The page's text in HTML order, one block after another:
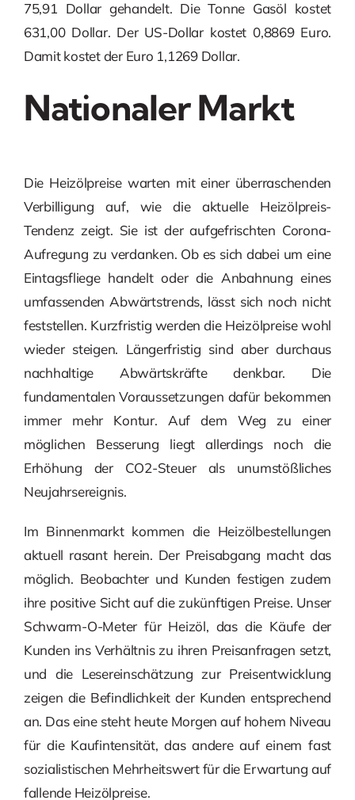
75,91 Dollar gehandelt. Die Tonne Gasöl kostet
631,00 Dollar. Der US-Dollar kostet 0,8869 Euro.
Damit kostet der Euro 1,1269 Dollar.
Nationaler Markt
Die Heizölpreise warten mit einer überraschenden
Verbilligung auf, wie die aktuelle Heizölpreis-
Tendenz zeigt. Sie ist der aufgefrischten Corona-
Aufregung zu verdanken. Ob es sich dabei um eine
Eintagsfliege handelt oder die Anbahnung eines
umfassenden Abwärtstrends, lässt sich noch nicht
feststellen. Kurzfristig werden die Heizölpreise wohl
wieder steigen. Längerfristig sind aber durchaus
nachhaltige Abwärtskräfte denkbar. Die
fundamentalen Voraussetzungen dafür bekommen
immer mehr Kontur. Auf dem Weg zu einer
möglichen Besserung liegt allerdings noch die
Erhöhung der CO2-Steuer als unumstößliches
Neujahrsereignis.
Im Binnenmarkt kommen die Heizölbestellungen
aktuell rasant herein. Der Preisabgang macht das
möglich. Beobachter und Kunden festigen zudem
ihre positive Sicht auf die zukünftigen Preise. Unser
Schwarm-O-Meter für Heizöl, das die Käufe der
Kunden ins Verhältnis zu ihren Preisanfragen setzt,
und die Lesereinschätzung zur Preisentwicklung
zeigen die Befindlichkeit der Kunden entsprechend
an. Das eine steht heute Morgen auf hohem Niveau
für die Kaufintensität, das andere auf einem fast
sozialistischen Mehrheitswert für die Erwartung auf
fallende Heizölpreise.